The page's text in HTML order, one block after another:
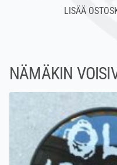
NÄMÄKIN